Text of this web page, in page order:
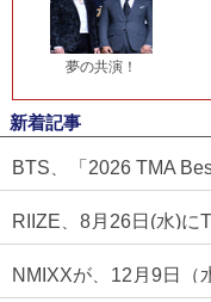
夢の共演！
新着記事
BTS、「2026 TMA
RIIZE、8月26日(水)に
NMIXXが、12月9日（